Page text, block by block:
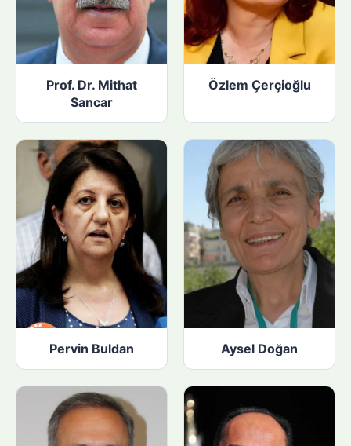
Prof. Dr. Mithat
Sancar
Özlem Çerçioğlu
Pervin Buldan Aysel Doğan